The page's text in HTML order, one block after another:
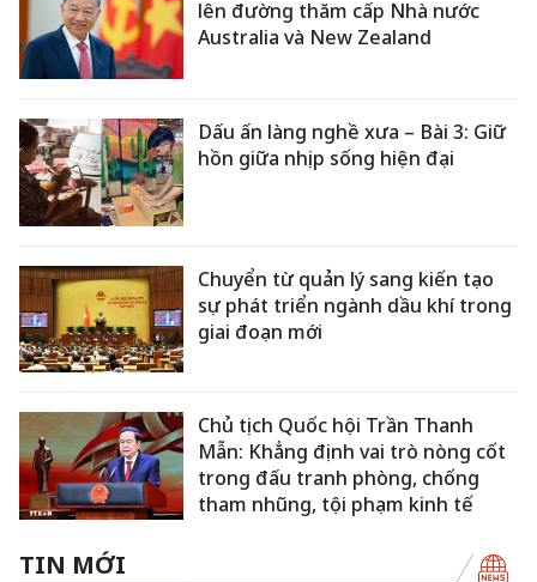
lên đường thăm cấp Nhà nước
Australia và New Zealand
Dấu ấn làng nghề xưa – Bài 3: Giữ
hồn giữa nhịp sống hiện đại
Chuyển từ quản lý sang kiến tạo
sự phát triển ngành dầu khí trong
giai đoạn mới
Chủ tịch Quốc hội Trần Thanh
Mẫn: Khẳng định vai trò nòng cốt
trong đấu tranh phòng, chống
tham nhũng, tội phạm kinh tế
TIN MỚI